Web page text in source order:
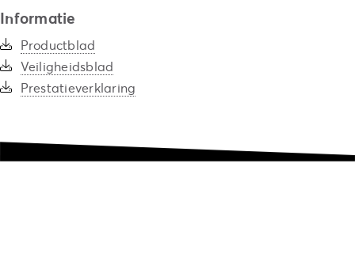
Informatie
Productblad
Veiligheidsblad
Prestatieverklaring